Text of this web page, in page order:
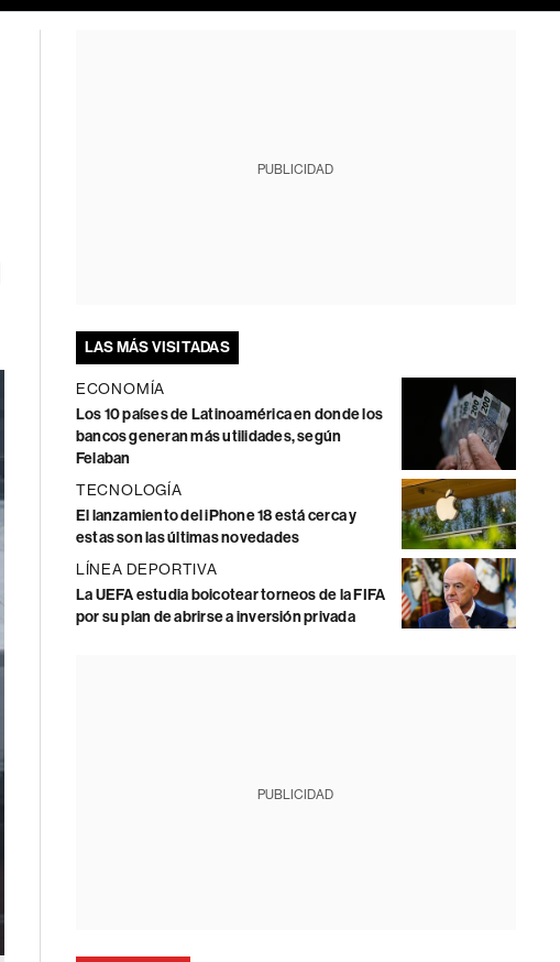
PUBLICIDAD
LAS MÁS VISITADAS
ECONOMÍA
Los 10 países de Latinoamérica en donde los
bancos generan más utilidades, según
Felaban
TECNOLOGÍA
El lanzamiento del iPhone 18 está cerca y
estas son las últimas novedades
LÍNEA DEPORTIVA
La UEFA estudia boicotear torneos de la FIFA
por su plan de abrirse a inversión privada
PUBLICIDAD